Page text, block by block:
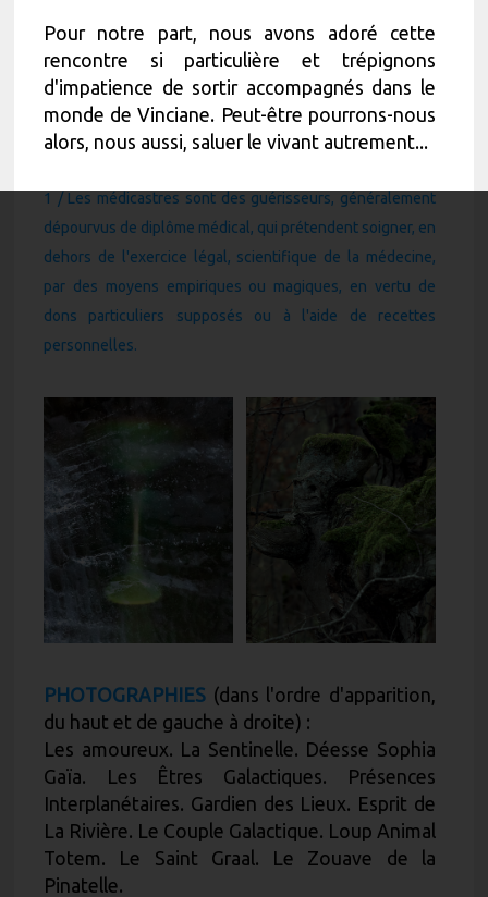
Pour notre part, nous avons adoré cette
rencontre si particulière et trépignons
d'impatience de sortir accompagnés dans le
monde de Vinciane. Peut-être pourrons-nous
alors, nous aussi, saluer le vivant autrement...
1 / Les médicastres sont des guérisseurs, généralement
dépourvus de diplôme médical, qui prétendent soigner, en
dehors de l'exercice légal, scientifique de la médecine,
par des moyens empiriques ou magiques, en vertu de
dons particuliers supposés ou à l'aide de recettes
personnelles.
PHOTOGRAPHIES (dans l'ordre d'apparition,
du haut et de gauche à droite) :
Les amoureux. La Sentinelle. Déesse Sophia
Gaïa. Les Êtres Galactiques. Présences
Interplanétaires. Gardien des Lieux. Esprit de
La Rivière. Le Couple Galactique. Loup Animal
Totem. Le Saint Graal. Le Zouave de la
Pinatelle.